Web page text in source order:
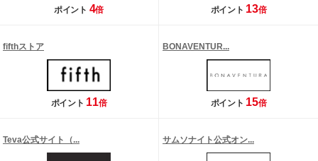
ポイント 4倍 ポイント 13倍
fifthストア
ポイント 11倍
BONAVENTUR...
ポイント 15倍
Teva公式サイト（... サムソナイト公式オン...